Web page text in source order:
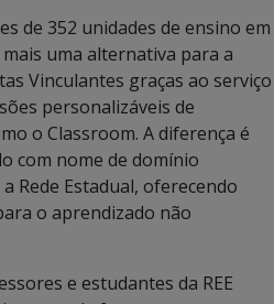
de 352 unidades de ensino em
uma alternativa para a
Vinculantes graças ao serviço
personalizáveis de
o Classroom. A diferença é
com nome de domínio
Rede Estadual, oferecendo
o aprendizado não
e estudantes da REE